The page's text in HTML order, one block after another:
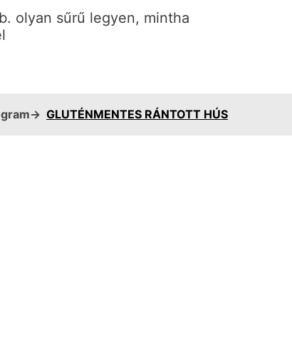
olyan sűrű legyen, mintha
GLUTÉNMENTES RÁNTOTT HÚS